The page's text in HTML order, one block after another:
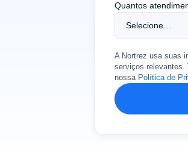
Quantos
A Nortrez usa suas
serviços relevantes.
nossa Política de